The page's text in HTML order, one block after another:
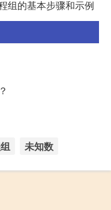
组的基本步骤和示例
未知数